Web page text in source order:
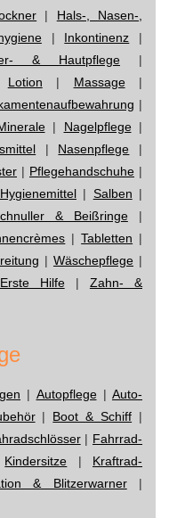
| Hals-, Nasen-,
| Inkontinenz |
& Hautpflege |
Lotion | Massage|
|
| Nagelpflege|
| Nasenpflege |
| Pflegehandschuhe |
| Salben |
& Beißringe|
|Tabletten |
| Wäschepflege |
Hilfe| Zahn- &
| Autopflege| Auto-
| Boot & Schiff |
| Fahrrad-
Kindersitze | Kraftrad-
& Blitzerwarner|